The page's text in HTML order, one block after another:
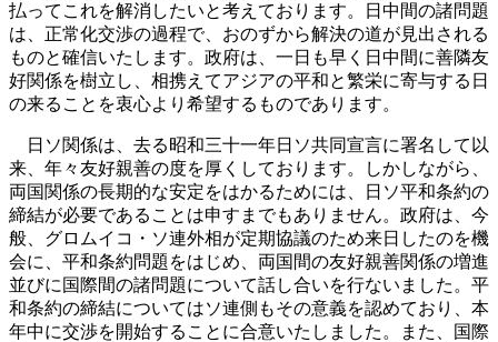
払ってこれを解消したいと考えております。日中間の諸問題
は、正常化交渉の過程で、おのずから解決の道が見出される
ものと確信いたします。政府は、一日も早く日中間に善隣友
好関係を樹立し、相携えてアジアの平和と繁栄に寄与する日
の来ることを衷心より希望するものであります。
日ソ関係は、去る昭和三十一年日ソ共同宣言に署名して以
来、年々友好親善の度を厚くしております。しかしながら、
両国関係の長期的な安定をはかるためには、日ソ平和条約の
締結が必要であることは申すまでもありません。政府は、今
般、グロムイコ・ソ連外相が定期協議のため来日したのを機
会に、平和条約問題をはじめ、両国間の友好親善関係の増進
並びに国際間の諸問題について話し合いを行ないました。平
和条約の締結についてはソ連側もその意義を認めており、本
年中に交渉を開始することに合意いたしました。また、国際